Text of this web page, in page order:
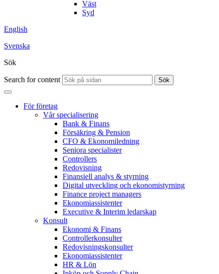
Väst
Syd
English
Svenska
Sök
Search for content Sök
För företag
Vår specialisering
Bank & Finans
Försäkring & Pension
CFO & Ekonomiledning
Seniora specialister
Controllers
Redovisning
Finansiell analys & styrning
Digital utveckling och ekonomistyrning
Finance project managers
Ekonomiassistenter
Executive & Interim ledarskap
Konsult
Ekonomi & Finans
Controllerkonsulter
Redovisningskonsulter
Ekonomiassistenter
HR & Lön